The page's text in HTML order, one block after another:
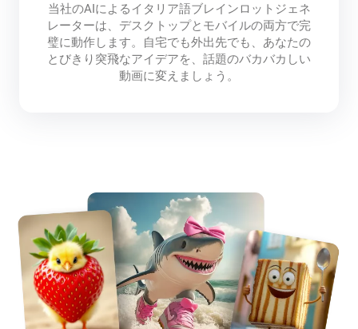
当社のAIによるイタリア語ブレインロットジェネ
レーターは、デスクトップとモバイルの両方で完
璧に動作します。自宅でも外出先でも、あなたの
とびきり突飛なアイデアを、話題のバカバカしい
動画に変えましょう。